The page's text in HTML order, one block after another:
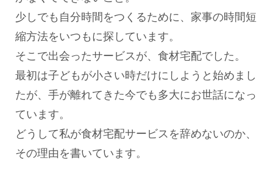
少しでも自分時間をつくるために、家事の時間短
縮方法をいつもに探しています。
そこで出会ったサービスが、食材宅配でした。
最初は子どもが小さい時だけにしようと始めまし
たが、手が離れてきた今でも多大にお世話になっ
ています。
どうして私が食材宅配サービスを辞めないのか、
その理由を書いています。